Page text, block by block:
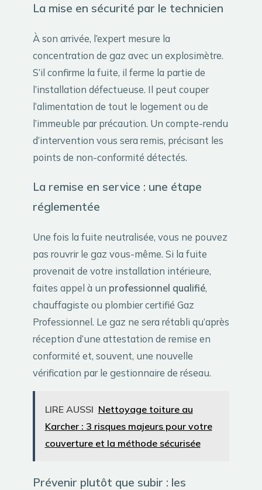
La mise en sécurité par le technicien
À son arrivée, l’expert mesure la
concentration de gaz avec un explosimètre.
S’il confirme la fuite, il ferme la partie de
l’installation défectueuse. Il peut couper
l’alimentation de tout le logement ou de
l’immeuble par précaution. Un compte-rendu
d’intervention vous sera remis, précisant les
points de non-conformité détectés.
La remise en service : une étape
réglementée
Une fois la fuite neutralisée, vous ne pouvez
pas rouvrir le gaz vous-même. Si la fuite
provenait de votre installation intérieure,
faites appel à un professionnel qualifié,
chauffagiste ou plombier certifié Gaz
Professionnel. Le gaz ne sera rétabli qu’après
réception d’une attestation de remise en
conformité et, souvent, une nouvelle
vérification par le gestionnaire de réseau.
LIRE AUSSI Nettoyage toiture au
Karcher : 3 risques majeurs pour votre
couverture et la méthode sécurisée
Prévenir plutôt que subir : les